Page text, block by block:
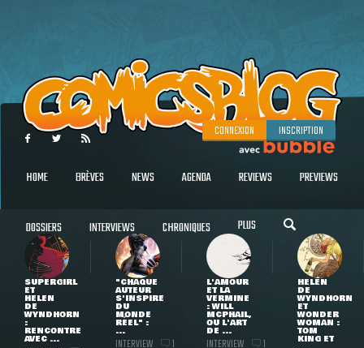
CONNEXION INSCRIPTION
HOME BRÈVES NEWS AGENDA REVIEWS PREVIEWS
DOSSIERS INTERVIEWS CHRONIQUES PLUS
SUPERGIRL
ET
HELEN
DE
WYNDHORN
:
RENCONTRE
AVEC ...
"CHAQUE
AUTEUR
S'INSPIRE
DU
MONDE
RÉEL" :
...
INTERVIEW 1
L'AMOUR
ET LA
VERMINE
: WILL
MCPHAIL,
OU L'ART
DE ...
INTERVIEW 1
HELEN
DE
WYNDHORN
ET
WONDER
WOMAN :
TOM
KING ET